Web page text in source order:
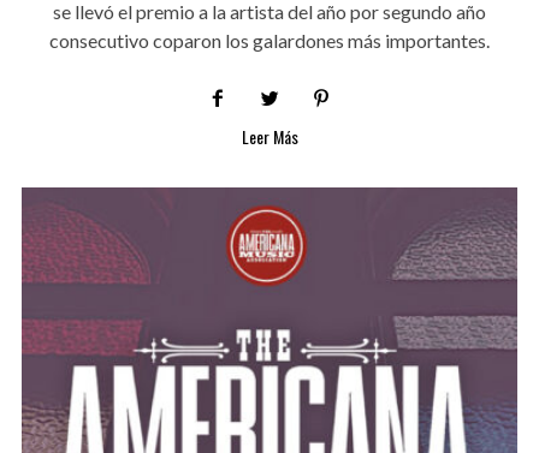
se llevó el premio a la artista del año por segundo año
consecutivo coparon los galardones más importantes.
Leer Más